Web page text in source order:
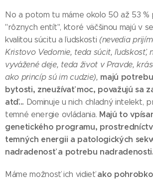
No a potom tu máme okolo 50 až 53 %
"rôznych entít", ktoré väčšinou majú v
kvalitou súcitu a ľudskosti (nevedia
Kristovo Vedomie, teda súcit, ľudskosť,
vyvážené deje, teda život v Pravde,
ako princíp sú im cudzie), majú
bytosti, zneužívať moc, považujú sa
atď... Dominuje u nich chladný intelekt,
temné energie ovládania. Majú to
genetického programu,
temných energii a patologických
nadradenosť a potrebu nadradenosti.
Máme možnosť ich vidieťako